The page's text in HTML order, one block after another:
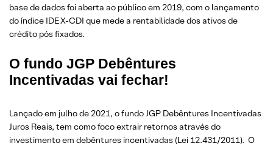
base de dados foi aberta ao público em 2019, com o lançamento
do índice IDEX-CDI que mede a rentabilidade dos ativos de
crédito pós fixados.
O fundo JGP Debêntures
Incentivadas vai fechar!
Lançado em julho de 2021, o fundo JGP Debêntures Incentivadas
Juros Reais, tem como foco extrair retornos através do
investimento em debêntures incentivadas (Lei 12.431/2011). O